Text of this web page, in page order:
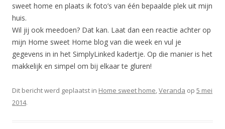
sweet home en plaats ik foto’s van één bepaalde plek uit mijn
huis.
Wil jij ook meedoen? Dat kan. Laat dan een reactie achter op
mijn Home sweet Home blog van die week en vul je
gegevens in in het SimplyLinked kadertje. Op die manier is het
makkelijk en simpel om bij elkaar te gluren!
Dit bericht werd geplaatst in Home sweet home,Veranda op 5 mei
2014.